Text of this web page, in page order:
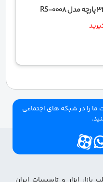
ما را در شبکه های اجتماعی